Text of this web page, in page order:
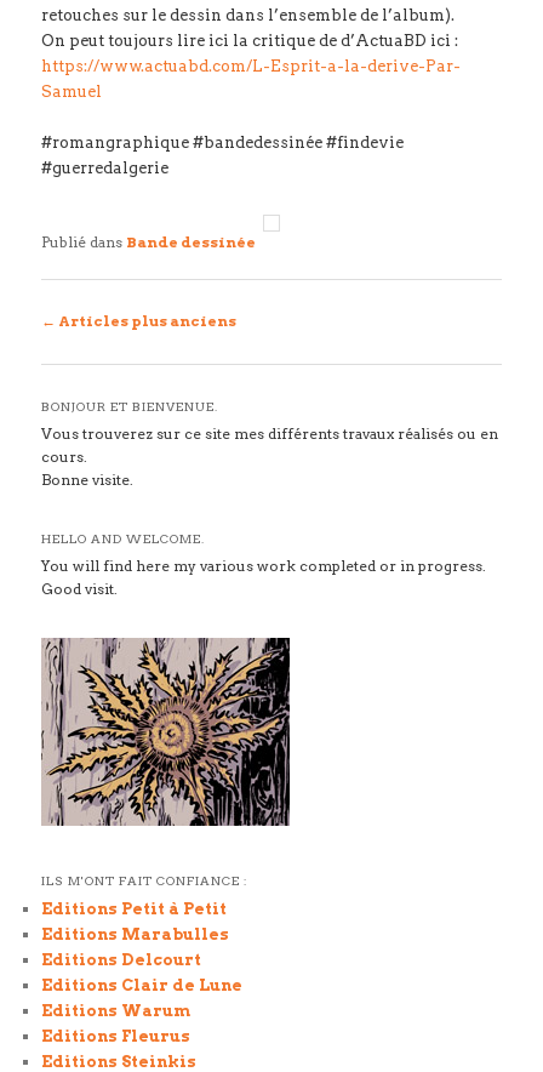
retouches sur le dessin dans l’ensemble de l’album).
On peut toujours lire ici la critique de d’ActuaBD ici :
https://www.actuabd.com/L-Esprit-a-la-derive-Par-
Samuel
#romangraphique #bandedessinée #findevie
#guerredalgerie
Publié dans Bande dessinée
Navigation
articles
← Articles plus anciens
BONJOUR ET BIENVENUE.
Vous trouverez sur ce site mes différents travaux réalisés ou en
cours.
Bonne visite.
HELLO AND WELCOME.
You will find here my various work completed or in progress.
Good visit.
ILS M'ONT FAIT CONFIANCE :
Editions Petit à Petit
Editions Marabulles
Editions Delcourt
Editions Clair de Lune
Editions Warum
Editions Fleurus
Editions Steinkis